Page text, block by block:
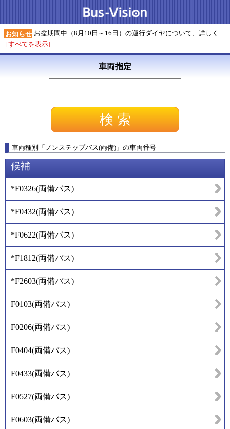
お知らせ お盆期間中（8月10日～16日）の運行ダイヤについて、詳しく
[すべてを表示]
車両指定
車両種別 「 ノンステップバス(両備) 」 の車両番号
候補
*F0326(両備バス)
*F0432(両備バス)
*F0622(両備バス)
*F1812(両備バス)
*F2603(両備バス)
F0103(両備バス)
F0206(両備バス)
F0404(両備バス)
F0433(両備バス)
F0527(両備バス)
F0603(両備バス)